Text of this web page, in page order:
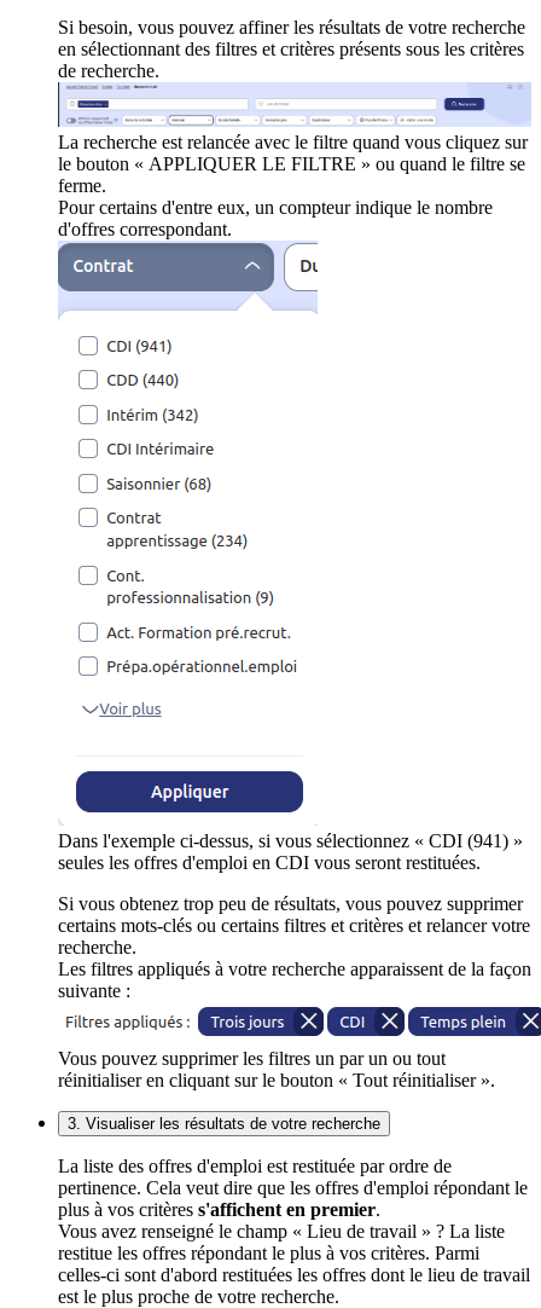
Si besoin, vous pouvez affiner les résultats de votre recherche
en sélectionnant des filtres et critères présents sous les critères
de recherche.
La recherche est relancée avec le filtre quand vous cliquez sur
le bouton « APPLIQUER LE FILTRE » ou quand le filtre se
ferme.
Pour certains d'entre eux, un compteur indique le nombre
d'offres correspondant.
Dans l'exemple ci-dessus, si vous sélectionnez « CDI (941) »
seules les offres d'emploi en CDI vous seront restituées.
Si vous obtenez trop peu de résultats, vous pouvez supprimer
certains mots-clés ou certains filtres et critères et relancer votre
recherche.
Les filtres appliqués à votre recherche apparaissent de la façon
suivante :
Vous pouvez supprimer les filtres un par un ou tout
réinitialiser en cliquant sur le bouton « Tout réinitialiser ».
3. Visualiser les résultats de votre recherche
La liste des offres d'emploi est restituée par ordre de
pertinence. Cela veut dire que les offres d'emploi répondant le
plus à vos critères s'affichent en premier.
Vous avez renseigné le champ « Lieu de travail » ? La liste
restitue les offres répondant le plus à vos critères. Parmi
celles-ci sont d'abord restituées les offres dont le lieu de travail
est le plus proche de votre recherche.